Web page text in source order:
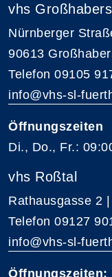
vhs
Nürnberger
90613
Telefon 09105
info@vhs-sl-
Öffnungszeiten
Di., Do., Fr.:
vhs Roßtal
Rathausgasse 2
Telefon 09127
info@vhs-sl-
Öffnungszeiten: